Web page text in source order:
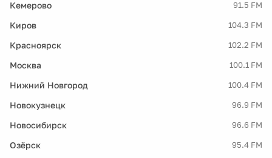
Кемерово 91.5 FM
Киров 104.3 FM
Красноярск 102.2 FM
Москва 100.1 FM
Нижний Новгород 100.4 FM
Новокузнецк 96.9 FM
Новосибирск 96.6 FM
Озёрск 95.4 FM